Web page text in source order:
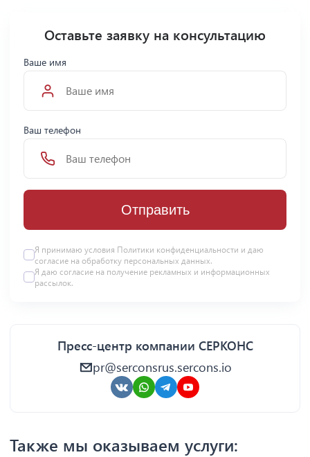
Оставьте заявку на консультацию
Ваше имя
Ваш телефон
Отправить
Я принимаю условия Политики конфиденциальности и даю
согласие на обработку персональных данных.
Я даю согласие на получение рекламных и информационных
рассылок.
Пресс-центр компании СЕРКОНС
pr@serconsrus.sercons.io
Также мы оказываем услуги: